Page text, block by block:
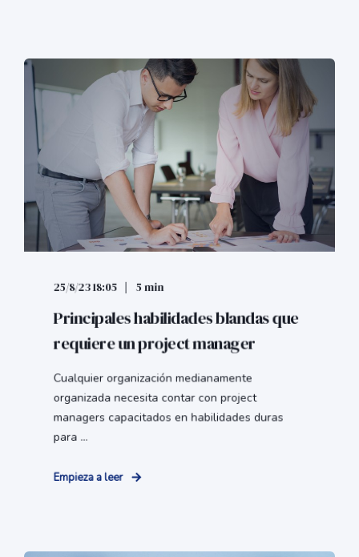
25/8/23 18:05 5 min
Principales habilidades blandas que
requiere un project manager
Cualquier organización medianamente
organizada necesita contar con project
managers capacitados en habilidades duras
para ...
Empieza a leer